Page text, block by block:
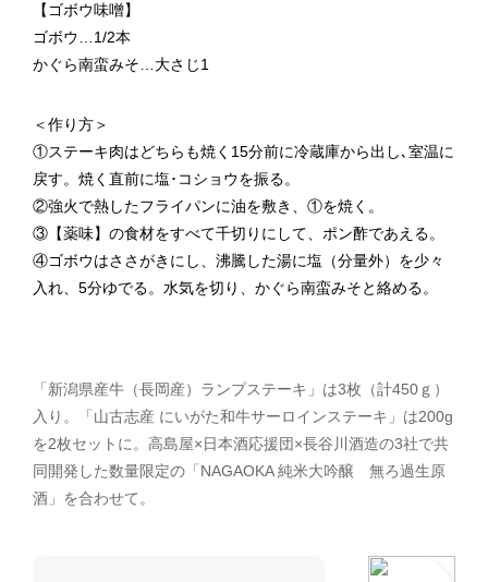
【ゴボウ味噌】
ゴボウ…1/2本
かぐら南蛮みそ…大さじ1
＜作り方＞
①ステーキ肉はどちらも焼く15分前に冷蔵庫から出し､室温に
戻す。焼く直前に塩･コショウを振る。
②強火で熱したフライパンに油を敷き、①を焼く。
③【薬味】の食材をすべて千切りにして、ポン酢であえる。
④ゴボウはささがきにし、沸騰した湯に塩（分量外）を少々
入れ、5分ゆでる。水気を切り、かぐら南蛮みそと絡める。
「新潟県産牛（長岡産）ランプステーキ」は3枚（計450ｇ）
入り。「山古志産 にいがた和牛サーロインステーキ」は200g
を2枚セットに。高島屋×日本酒応援団×長谷川酒造の3社で共
同開発した数量限定の「NAGAOKA 純米大吟醸 無ろ過生原
酒」を合わせて。